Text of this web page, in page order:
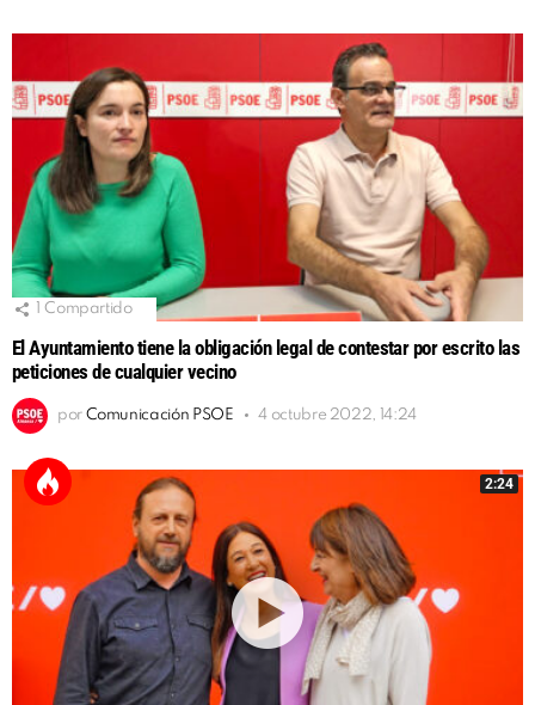
Compartido
El Ayuntamiento tiene la obligación legal de contestar por escrito las
peticiones de cualquier vecino
por Comunicación PSOE 4 octubre 2022, 14:24
2:24